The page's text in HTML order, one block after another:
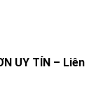
UY TÍN – Liên